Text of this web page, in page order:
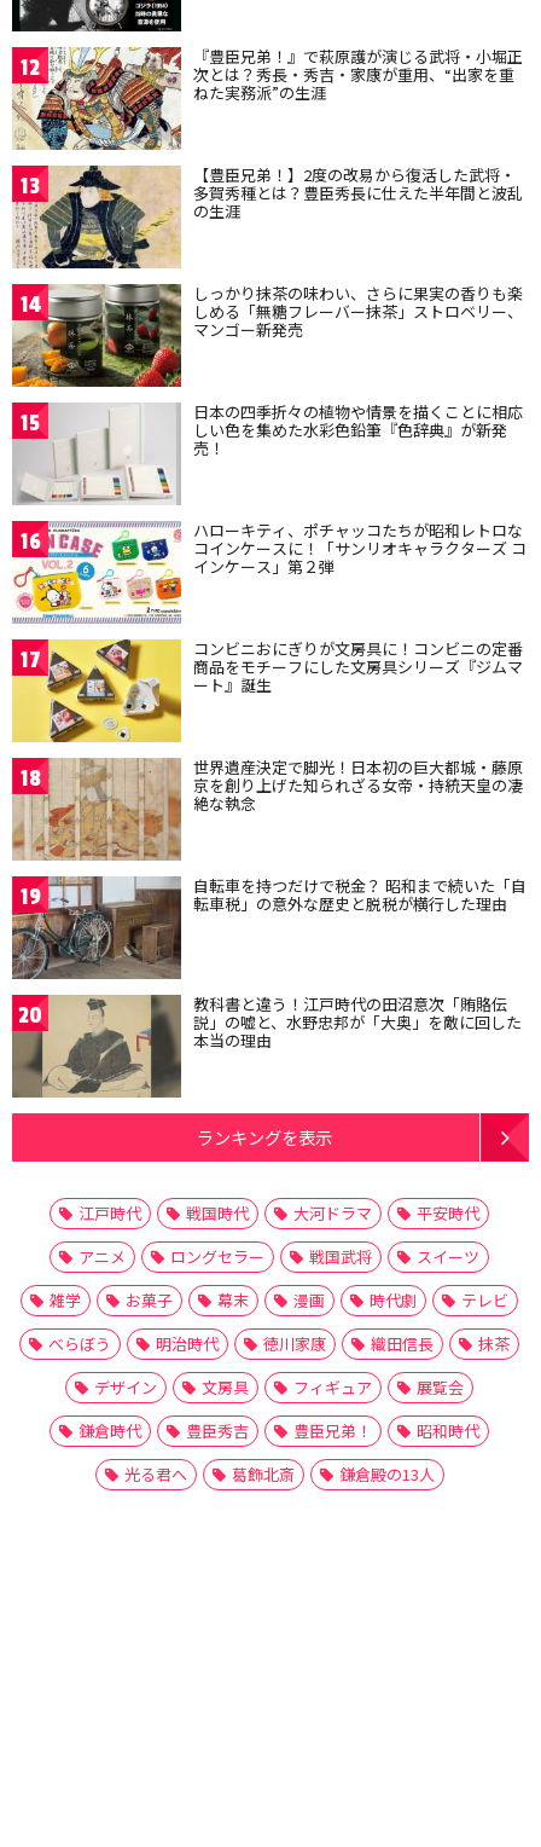
12 『豊臣兄弟！』で萩原護が演じる武将・小堀正
次とは？秀長・秀吉・家康が重用、“出家を重
ねた実務派”の生涯
13 【豊臣兄弟！】2度の改易から復活した武将・
多賀秀種とは？豊臣秀長に仕えた半年間と波乱
の生涯
14 しっかり抹茶の味わい、さらに果実の香りも楽
しめる「無糖フレーバー抹茶」ストロベリー、
マンゴー新発売
15 日本の四季折々の植物や情景を描くことに相応
しい色を集めた水彩色鉛筆『色辞典』が新発
売！
16 ハローキティ、ポチャッコたちが昭和レトロな
コインケースに！「サンリオキャラクターズ コ
インケース」第２弾
17 コンビニおにぎりが文房具に！コンビニの定番
商品をモチーフにした文房具シリーズ『ジムマ
ート』誕生
18 世界遺産決定で脚光！日本初の巨大都城・藤原
京を創り上げた知られざる女帝・持統天皇の凄
絶な執念
19 自転車を持つだけで税金？ 昭和まで続いた「自
転車税」の意外な歴史と脱税が横行した理由
20 教科書と違う！江戸時代の田沼意次「賄賂伝
説」の嘘と、水野忠邦が「大奥」を敵に回した
本当の理由
ランキングを表示
江戸時代 戦国時代 大河ドラマ
平安時代
アニメ
ロングセラー 戦国武将
スイーツ
雑学
お菓子 幕末 漫画 時代劇
テレビ
べらぼう
明治時代 徳川家康 織田信長
抹茶
デザイン
文房具 フィギュア
展覧会
鎌倉時代
豊臣秀吉 豊臣兄弟！
昭和時代
光る君へ
葛飾北斎 鎌倉殿の13人